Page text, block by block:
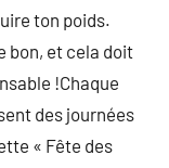
ton poids.
bon, et cela doit
!Chaque
des journées
« Fête des